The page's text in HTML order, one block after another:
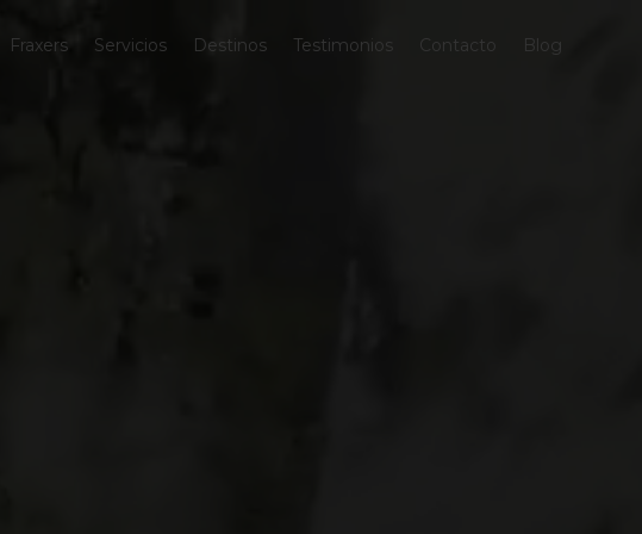
Fraxers Servicios Destinos Testimonios Contacto Blog